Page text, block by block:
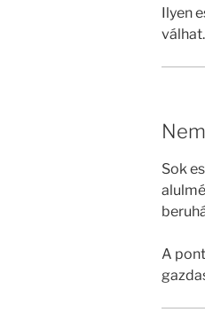
Ilyen
válhat.
Sok
A